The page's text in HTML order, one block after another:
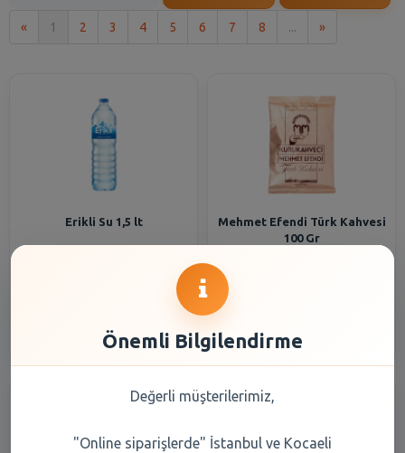
« 1 2 3 4 5 6 7 8 ... »Son
Erikli Su 1,5 lt
Mehmet Efendi Türk Kahvesi
100 Gr
Önemli Bilgilendirme
Değerli müşterilerimiz,
"Online siparişlerde" İstanbul ve Kocaeli